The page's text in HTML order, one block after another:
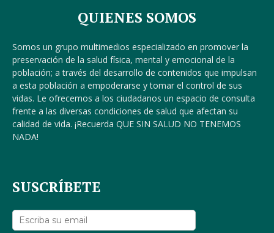
QUIENES SOMOS
Somos un grupo multimedios especializado en promover la
preservación de la salud física, mental y emocional de la
población; a través del desarrollo de contenidos que impulsan
a esta población a empoderarse y tomar el control de sus
vidas. Le ofrecemos a los ciudadanos un espacio de consulta
frente a las diversas condiciones de salud que afectan su
calidad de vida. ¡Recuerda QUE SIN SALUD NO TENEMOS
NADA!
SUSCRÍBETE